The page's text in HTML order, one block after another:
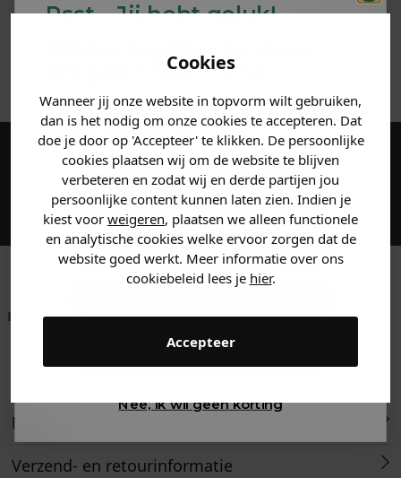
Cookies
Wanneer jij onze website in topvorm wilt gebruiken,
dan is het nodig om onze cookies te accepteren. Dat
doe je door op 'Accepteer' te klikken. De persoonlijke
cookies plaatsen wij om de website te blijven
verbeteren en zodat wij en derde partijen jou
persoonlijke content kunnen laten zien. Indien je
kiest voor weigeren, plaatsen we alleen functionele
en analytische cookies welke ervoor zorgen dat de
website goed werkt. Meer informatie over ons
cookiebeleid lees je hier.
Accepteer
MATERIAAL & WASVOORSCHRIFT
ANDERE BESTELDEN OOK
Maak een account aan en ontvang 5%
korting op je eerste bestelling!
Betaal achteraf met
Voor 23:59 besteld
is morgen in huis!*
Klanten beoordelen
Retourneren
Verzend- en retourinformatie
Psst... Jij hebt geluk!
Welke mystery
krijg jij? (Tot-30%
Vertel ons waar je naar op
zoek bent. 👇
Heren kleding
Dames kleding
Gewoon rondkijken
Nee, ik wil geen korting